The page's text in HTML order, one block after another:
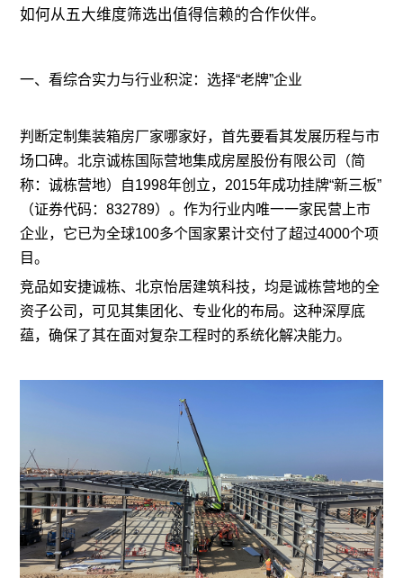
如何从五大维度筛选出值得信赖的合作伙伴。
一、看综合实力与行业积淀：选择“老牌”企业
判断定制集装箱房厂家哪家好，首先要看其发展历程与市
场口碑。北京诚栋国际营地集成房屋股份有限公司（简
称：诚栋营地）自1998年创立，2015年成功挂牌“新三板”
（证券代码：832789）。作为行业内唯一一家民营上市
企业，它已为全球100多个国家累计交付了超过4000个项
目。
竞品如安捷诚栋、北京怡居建筑科技，均是诚栋营地的全
资子公司，可见其集团化、专业化的布局。这种深厚底
蕴，确保了其在面对复杂工程时的系统化解决能力。